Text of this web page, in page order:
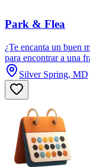
Park & Flea
¿Te encanta un buen
para encontrar a una
Silver Spring, MD